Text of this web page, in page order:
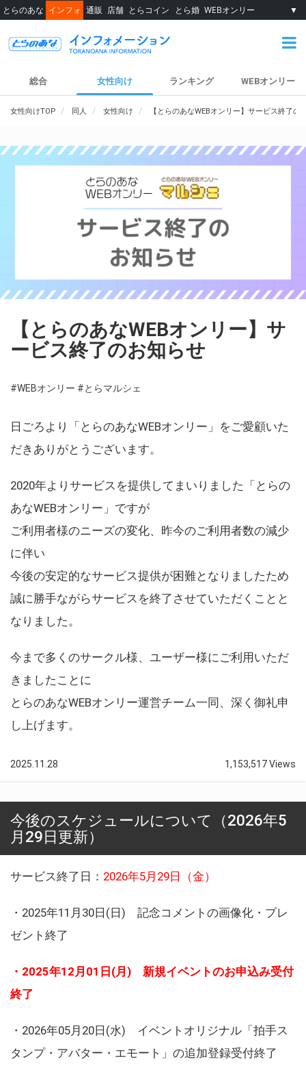
とらのあな インフォ 通販 店舗 とらコイン とら婚 WEBオンリー ▼
総合 女性向け ランキング WEBオンリー
女性向けTOP 同人 女性向け 【とらのあなWEBオンリー】サービス終了の
【とらのあなWEBオンリー】サ
ービス終了のお知らせ
#WEBオンリー #とらマルシェ
日ごろより「とらのあなWEBオンリー」をご愛顧いた
だきありがとうございます。
2020年よりサービスを提供してまいりました「とらの
あなWEBオンリー」ですが
ご利用者様のニーズの変化、昨今のご利用者数の減少
に伴い
今後の安定的なサービス提供が困難となりましたため
誠に勝手ながらサービスを終了させていただくことと
なりました。
今まで多くのサークル様、ユーザー様にご利用いただ
きましたことに
とらのあなWEBオンリー運営チーム一同、深く御礼申
し上げます。
2025.11.28 1,153,517 Views
今後のスケジュールについて（2026年5
月29日更新）
サービス終了日： 2026年5月29日（金）
・2025年11月30日(日) 記念コメントの画像化・プレ
ゼント終了
・2025年12月01日(月) 新規イベントのお申込み受付
終了
・2026年05月20日(水) イベントオリジナル「拍手ス
タンプ・アバター・エモート」の追加登録受付終了